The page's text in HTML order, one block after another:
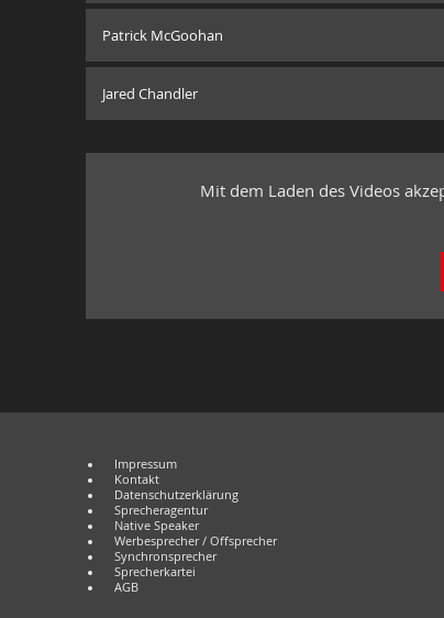
Patrick McGoohan
Jared Chandler
Mit dem Laden des Videos
Impressum
Kontakt
Datenschutzerklärung
Sprecheragentur
Native Speaker
Werbesprecher / Offsprecher
Synchronsprecher
Sprecherkartei
AGB